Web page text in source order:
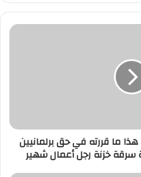
هذا ما قررته في حق برلمانيين
خزنة رجل أعمال شهير